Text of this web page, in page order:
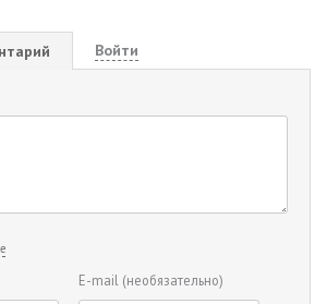
Войти
E-mail (необязательно)